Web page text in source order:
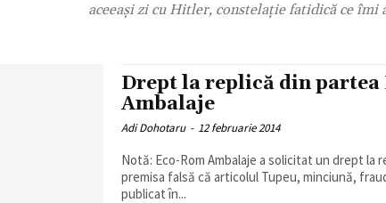
aceeaşi zi cu Hitler, constelaţie fatidică ce îmi
Drept la replică din partea
Ambalaje
Adi Dohotaru - 12 februarie 2014
Notă: Eco-Rom Ambalaje a solicitat un drept la
premisa falsă că articolul Tupeu, minciună,
publicat în...